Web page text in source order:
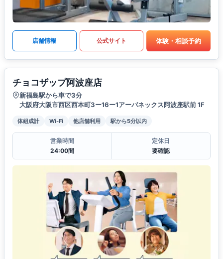
店舗情報 公式サイト 体験・相談予約
チョコザップ阿波座店
新福島駅から車で3分
大阪府大阪市西区西本町3ー16ー1アーバネックス阿波座駅前 1F
体組成計 Wi-Fi 他店舗利用 駅から5分以内
営業時間
24:00間
定休日
要確認